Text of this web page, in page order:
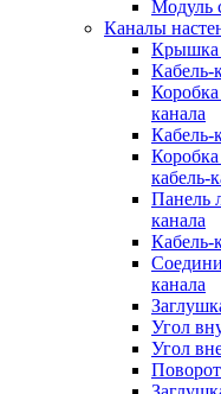
Модуль
Каналы
Крышка
Кабель-
канала
Кабель-
Коробка
кабель-
Панель
канала
Кабель-
канала
Угол
Угол
Поворот